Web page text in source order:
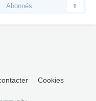
Abonnés 0
Cookies